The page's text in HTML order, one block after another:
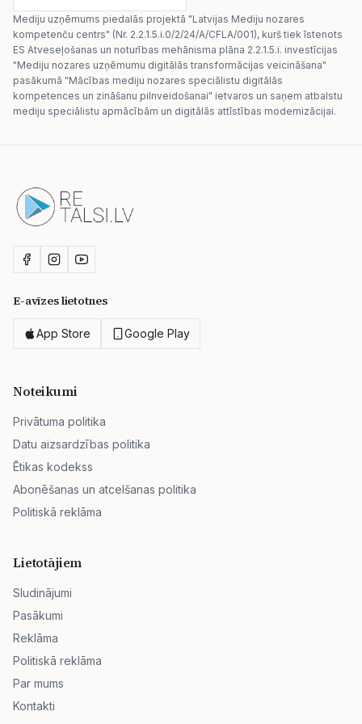
Mediju uzņēmums piedalās projektā "Latvijas Mediju nozares
kompetenču centrs" (Nr. 2.2.1.5.i.0/2/24/A/CFLA/001), kurš tiek īstenots
ES Atveseļošanas un noturības mehānisma plāna 2.2.1.5.i. investīcijas
"Mediju nozares uzņēmumu digitālās transformācijas veicināšana"
pasākumā "Mācības mediju nozares speciālistu digitālās
kompetences un zināšanu pilnveidošanai" ietvaros un saņem atbalstu
mediju speciālistu apmācībām un digitālās attīstības modernizācijai.
E-avīzes lietotnes
App Store Google Play
Noteikumi
Privātuma politika
Datu aizsardzības politika
Ētikas kodekss
Abonēšanas un atcelšanas politika
Politiskā reklāma
Lietotājiem
Sludinājumi
Pasākumi
Reklāma
Politiskā reklāma
Par mums
Kontakti